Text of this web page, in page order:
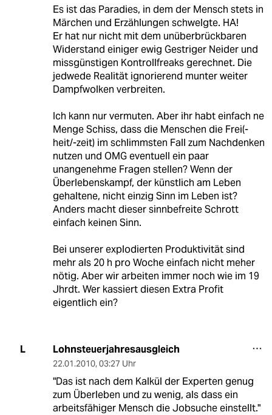
Es ist das Paradies, in dem der Mensch stets in
Märchen und Erzählungen schwelgte. HA!
Er hat nur nicht mit dem unüberbrückbaren
Widerstand einiger ewig Gestriger Neider und
missgünstigen Kontrollfreaks gerechnet. Die
jedwede Realität ignorierend munter weiter
Dampfwolken verbreiten.
Ich kann nur vermuten. Aber ihr habt einfach ne
Menge Schiss, dass die Menschen die Frei(-
heit/-zeit) im schlimmsten Fall zum Nachdenken
nutzen und OMG eventuell ein paar
unangenehme Fragen stellen? Wenn der
Überlebenskampf, der künstlich am Leben
gehaltene, nicht einzig Sinn im Leben ist?
Anders macht dieser sinnbefreite Schrott
einfach keinen Sinn.
Bei unserer explodierten Produktivität sind
mehr als 20 h pro Woche einfach nicht meher
nötig. Aber wir arbeiten immer noch wie im 19
Jhrdt. Wer kassiert diesen Extra Profit
eigentlich ein?
L Lohnsteuerjahresausgleich
22.01.2010, 03:27 Uhr
"Das ist nach dem Kalkül der Experten genug
zum Überleben und zu wenig, als dass ein
arbeitsfähiger Mensch die Jobsuche einstellt."